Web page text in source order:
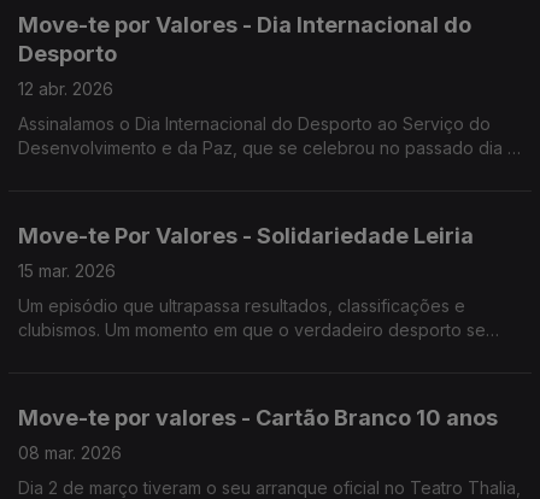
Move-te por Valores - Dia Internacional do
Desporto
12 abr. 2026
Assinalamos o Dia Internacional do Desporto ao Serviço do
Desenvolvimento e da Paz, que se celebrou no passado dia 6
Move-te Por Valores - Solidariedade Leiria
15 mar. 2026
Um episódio que ultrapassa resultados, classificações e
clubismos. Um momento em que o verdadeiro desporto se
Move-te por valores - Cartão Branco 10 anos
08 mar. 2026
Dia 2 de março tiveram o seu arranque oficial no Teatro Thalia,